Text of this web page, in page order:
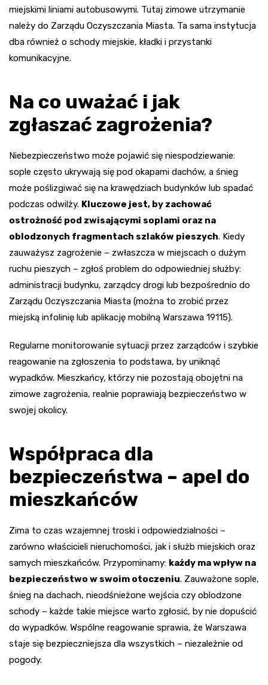
miejskimi liniami autobusowymi. Tutaj zimowe utrzymanie
należy do Zarządu Oczyszczania Miasta. Ta sama instytucja
dba również o schody miejskie, kładki i przystanki
komunikacyjne.
Na co uważać i jak
zgłaszać zagrożenia?
Niebezpieczeństwo może pojawić się niespodziewanie:
sople często ukrywają się pod okapami dachów, a śnieg
może poślizgiwać się na krawędziach budynków lub spadać
podczas odwilży. Kluczowe jest, by zachować
ostrożność pod zwisającymi soplami oraz na
oblodzonych fragmentach szlaków pieszych. Kiedy
zauważysz zagrożenie – zwłaszcza w miejscach o dużym
ruchu pieszych – zgłoś problem do odpowiedniej służby:
administracji budynku, zarządcy drogi lub bezpośrednio do
Zarządu Oczyszczania Miasta (można to zrobić przez
miejską infolinię lub aplikację mobilną Warszawa 19115).
Regularne monitorowanie sytuacji przez zarządców i szybkie
reagowanie na zgłoszenia to podstawa, by uniknąć
wypadków. Mieszkańcy, którzy nie pozostają obojętni na
zimowe zagrożenia, realnie poprawiają bezpieczeństwo w
swojej okolicy.
Współpraca dla
bezpieczeństwa – apel do
mieszkańców
Zima to czas wzajemnej troski i odpowiedzialności –
zarówno właścicieli nieruchomości, jak i służb miejskich oraz
samych mieszkańców. Przypominamy: każdy ma wpływ na
bezpieczeństwo w swoim otoczeniu. Zauważone sople,
śnieg na dachach, nieodśnieżone wejścia czy oblodzone
schody – każde takie miejsce warto zgłosić, by nie dopuścić
do wypadków. Wspólne reagowanie sprawia, że Warszawa
staje się bezpieczniejsza dla wszystkich – niezależnie od
pogody.